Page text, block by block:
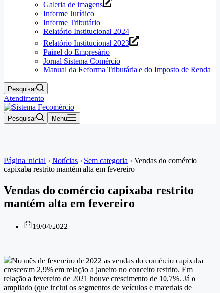
Galeria de imagens
Informe Jurídico
Informe Tributário
Relatório Institucional 2024
Relatório Institucional 2023
Painel do Empresário
Jornal Sistema Comércio
Manual da Reforma Tributária e do Imposto de Renda
Pesquisar
Atendimento
Pesquisar Menu
Página inicial › Notícias › Sem categoria › Vendas do comércio
capixaba restrito mantém alta em fevereiro
Vendas do comércio capixaba restrito
mantém alta em fevereiro
19/04/2022
No mês de fevereiro de 2022 as vendas do comércio capixaba
cresceram 2,9% em relação a janeiro no conceito restrito. Em
relação a fevereiro de 2021 houve crescimento de 10,7%. Já o
ampliado (que inclui os segmentos de veículos e materiais de